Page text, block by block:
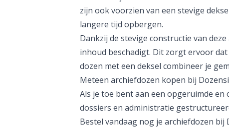
zijn ook voorzien van een stevige
langere tijd opbergen.
Dankzij de stevige constructie van
inhoud beschadigt. Dit zorgt ervoor
dozen met een deksel combineer je
Meteen archiefdozen kopen bij
Als je toe bent aan een opgeruimde
dossiers en administratie
Bestel vandaag nog je archiefdozen